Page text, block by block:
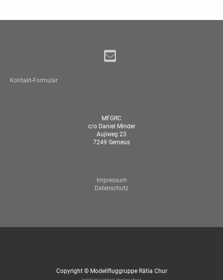
Kontakt-Formular
MFGRC
c/o Daniel Minder
Aujiweg 23
7249 Serneus
Impressum
Datenschutz
Copyright © Modellfluggruppe Rätia Chur